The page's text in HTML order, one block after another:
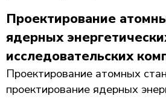
Проектирование
ядерных
исследовательских
Проектирование атомных
проектирование ядерных